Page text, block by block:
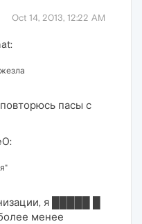
Oct 14, 2013, 12:22 AM
пасы с
я █████ █
менее